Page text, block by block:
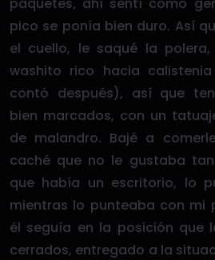
pico se ponía bien duro. Así
el cuello, le saqué la
washito rico hacia
contó después), así que
bien marcados, con un
de malandro. Bajé a
caché que no le gustaba
que había un escritorio, lo
mientras lo punteaba con mi
él seguía en la posición que
cerrados, entregado a la